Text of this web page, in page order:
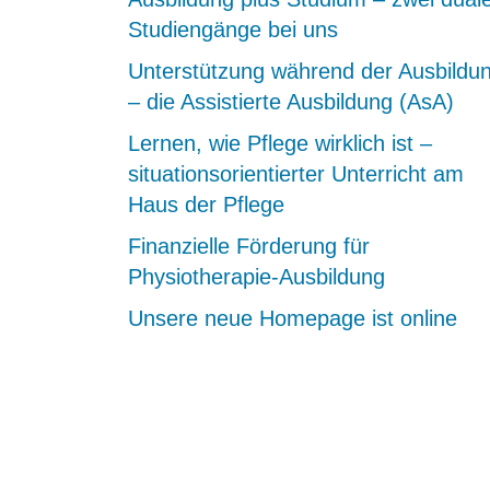
Studiengänge bei uns
Unterstützung während der
– die Assistierte Ausbildung (AsA)
Lernen, wie Pflege wirklich ist –
situationsorientierter Unterricht am
Haus der Pflege
Finanzielle Förderung für
Physiotherapie-Ausbildung
Unsere neue Homepage ist online